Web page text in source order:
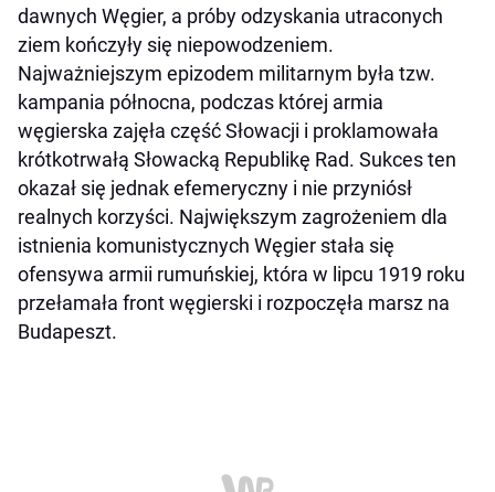
dawnych Węgier, a próby odzyskania utraconych
ziem kończyły się niepowodzeniem.
Najważniejszym epizodem militarnym była tzw.
kampania północna, podczas której armia
węgierska zajęła część Słowacji i proklamowała
krótkotrwałą Słowacką Republikę Rad. Sukces ten
okazał się jednak efemeryczny i nie przyniósł
realnych korzyści. Największym zagrożeniem dla
istnienia komunistycznych Węgier stała się
ofensywa armii rumuńskiej, która w lipcu 1919 roku
przełamała front węgierski i rozpoczęła marsz na
Budapeszt.